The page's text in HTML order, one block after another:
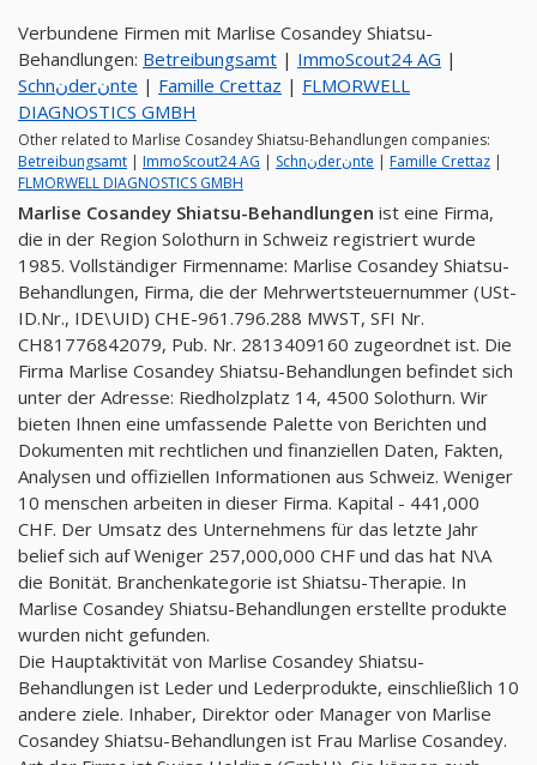
Verbundene Firmen mit Marlise Cosandey Shiatsu-
Behandlungen: Betreibungsamt | ImmoScout24 AG |
Schnنderنnte | Famille Crettaz | FLMORWELL
DIAGNOSTICS GMBH
Other related to Marlise Cosandey Shiatsu-Behandlungen companies:
Betreibungsamt | ImmoScout24 AG | Schnنderنnte | Famille Crettaz |
FLMORWELL DIAGNOSTICS GMBH
Marlise Cosandey Shiatsu-Behandlungen ist eine Firma,
die in der Region Solothurn in Schweiz registriert wurde
1985. Vollständiger Firmenname: Marlise Cosandey Shiatsu-
Behandlungen, Firma, die der Mehrwertsteuernummer (USt-
ID.Nr., IDE\UID) CHE-961.796.288 MWST, SFI Nr.
CH81776842079, Pub. Nr. 2813409160 zugeordnet ist. Die
Firma Marlise Cosandey Shiatsu-Behandlungen befindet sich
unter der Adresse: Riedholzplatz 14, 4500 Solothurn. Wir
bieten Ihnen eine umfassende Palette von Berichten und
Dokumenten mit rechtlichen und finanziellen Daten, Fakten,
Analysen und offiziellen Informationen aus Schweiz. Weniger
10 menschen arbeiten in dieser Firma. Kapital - 441,000
CHF. Der Umsatz des Unternehmens für das letzte Jahr
belief sich auf Weniger 257,000,000 CHF und das hat N\A
die Bonität. Branchenkategorie ist Shiatsu-Therapie. In
Marlise Cosandey Shiatsu-Behandlungen erstellte produkte
wurden nicht gefunden.
Die Hauptaktivität von Marlise Cosandey Shiatsu-
Behandlungen ist Leder und Lederprodukte, einschließlich 10
andere ziele. Inhaber, Direktor oder Manager von Marlise
Cosandey Shiatsu-Behandlungen ist Frau Marlise Cosandey.